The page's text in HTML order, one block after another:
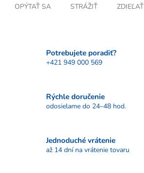
OPÝTAŤ SA STRÁŽIŤ ZDIEĽAŤ
Potrebujete poradiť?
+421 949 000 569
Rýchle doručenie
odosielame do 24–48 hod.
Jednoduché vrátenie
až 14 dní na vrátenie tovaru